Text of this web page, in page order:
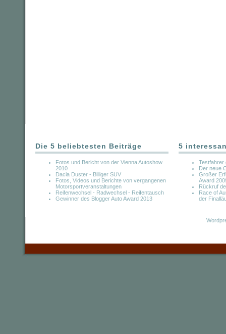
Die 5 beliebtesten Beiträge
Fotos und Bericht von der Vienna Autoshow
2010
Dacia Duster - Billiger SUV
Fotos, Videos und Berichte von vergangenen
Motorsportveranstaltungen
Reifenwechsel - Radwechsel - Reifentausch
Gewinner des Blogger Auto Award 2013
5
Testfahrer
Der neue
Großer
Award
Rückruf
Race of
der